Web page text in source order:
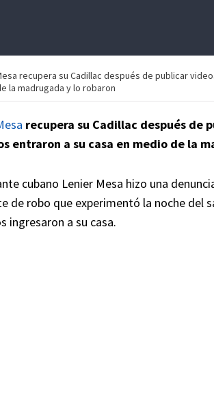
recupera su Cadillac después de publicar
la madrugada y lo robaron
recupera su Cadillac después de
entraron a su casa en medio de la
cubano Lenier Mesa hizo una
de robo que experimentó la noche del
ingresaron a su casa.